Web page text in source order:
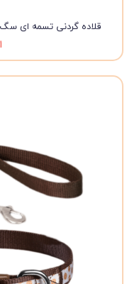
قلاده گردنی تسمه ای سگ